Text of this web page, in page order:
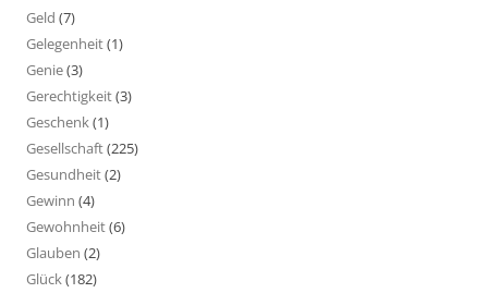
Geld (7)
Gelegenheit(1)
Genie(3)
Gerechtigkeit(3)
Geschenk(1)
Gesellschaft(225)
Gesundheit(2)
Gewinn (4)
Gewohnheit(6)
Glauben (2)
Glück(182)